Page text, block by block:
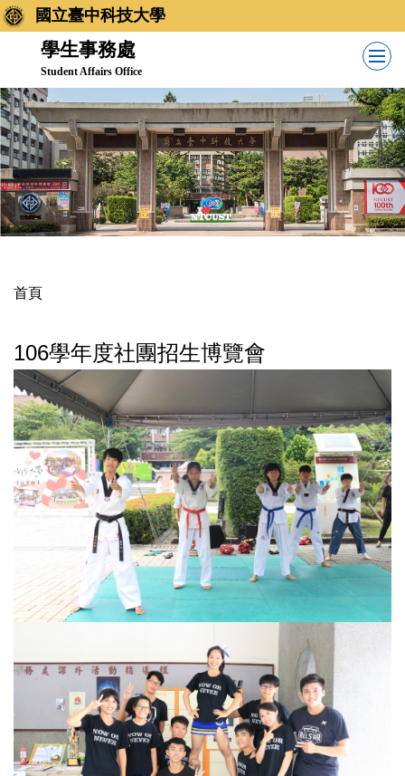
跳
到
內
容
區
國立臺中科技大學
學生事務處
Student Affairs Office
首頁
106學年度社團招生博覽會